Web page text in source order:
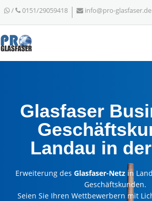
/ 0151/29059418 info@pro-glasfaser.de
Glasfaser
Landau in
Erweiterung des Glasfaser-Netzin
Geschäftskunden.
Seien Sie Ihren Wettbewerbern mit